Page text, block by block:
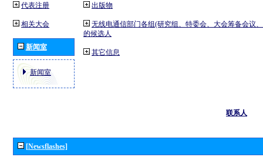
代表注册
相关大会
新闻室
新闻室
出版物
无线电通信部门各组(研究组、特委会、大会筹备会议
的候选人
其它信息
联系人
[Newsflashes]